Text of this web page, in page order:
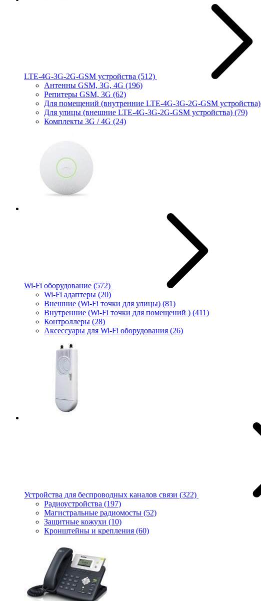
LTE-4G-3G-2G-GSM устройства (512)
Антенны GSM, 3G, 4G (196)
Репитеры GSM, 3G (62)
Для помещений (внутренние LTE-4G-3G-2G-GSM устройства)
Для улицы (внешние LTE-4G-3G-2G-GSM устройства) (79)
Комплекты 3G / 4G (24)
Wi-Fi оборудование (572)
Wi-Fi адаптеры (20)
Внешние (Wi-Fi точки для улицы) (81)
Внутренние (Wi-Fi точки для помещений ) (411)
Контроллеры (28)
Аксессуары для Wi-Fi оборудования (26)
Устройства для беспроводных каналов связи (322)
Радиоустройства (197)
Магистральные радиомосты (52)
Защитные кожухи (10)
Кронштейны и крепления (60)